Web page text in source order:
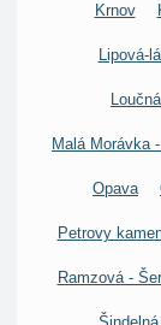
Krnov
Lipová-
Malá Morávka
Opava
Petrovy
Ramzová -